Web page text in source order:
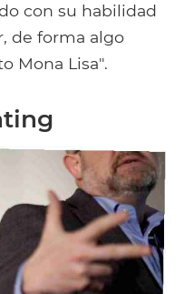
con su habilidad
de forma algo
Mona Lisa".